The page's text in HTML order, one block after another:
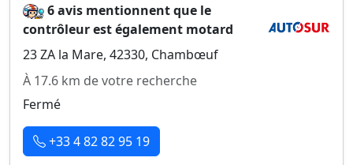
6 avis mentionnent que le
contrôleur est également motard
23 ZA la Mare, 42330, Chambœuf
À 17.6 km de votre recherche
Fermé
+33 4 82 82 95 19